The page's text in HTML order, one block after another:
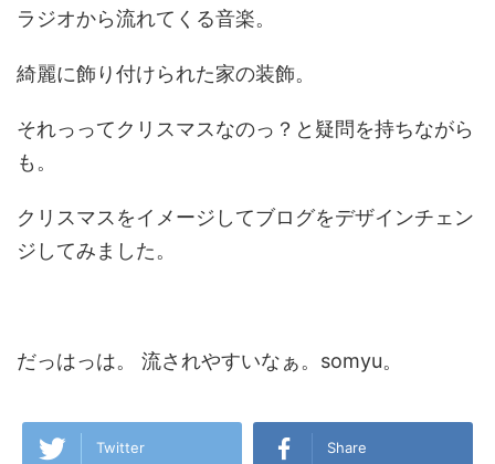
ラジオから流れてくる音楽。
綺麗に飾り付けられた家の装飾。
それっってクリスマスなのっ？と疑問を持ちながら
も。
クリスマスをイメージしてブログをデザインチェン
ジしてみました。
だっはっは。 流されやすいなぁ。somyu。
Twitter Share